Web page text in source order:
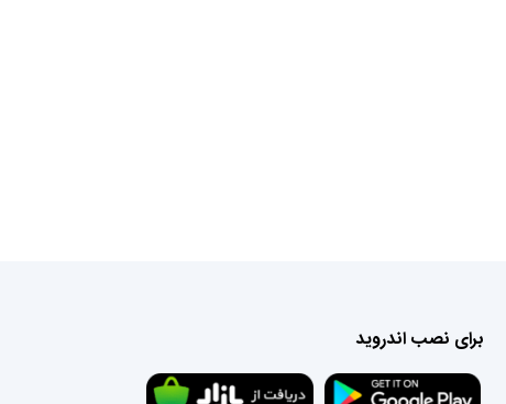
برای نصب اندروید